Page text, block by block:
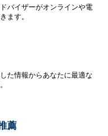
バイザーがオンラインや電
ます。
た情報からあなたに最適な
薦